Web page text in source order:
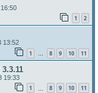
1 2
13:52
1 … 8 9 10 11
19:33
1 8 9 10 11